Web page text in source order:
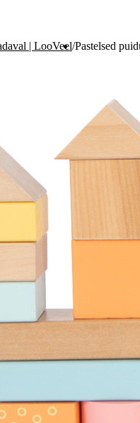
| LooVeel/Pastelsed